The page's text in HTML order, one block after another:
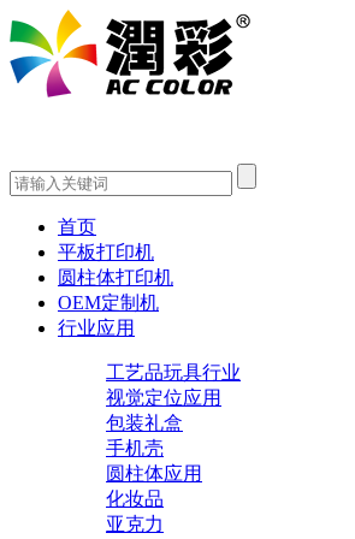
首页
平板打印机
圆柱体打印机
OEM定制机
行业应用
工艺品玩具行业
视觉定位应用
包装礼盒
手机壳
圆柱体应用
化妆品
亚克力